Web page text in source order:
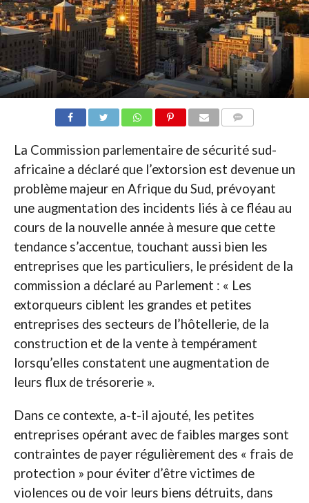
La Commission parlementaire de sécurité sud-
africaine a déclaré que l’extorsion est devenue un
problème majeur en Afrique du Sud, prévoyant
une augmentation des incidents liés à ce fléau au
cours de la nouvelle année à mesure que cette
tendance s’accentue, touchant aussi bien les
entreprises que les particuliers, le président de la
commission a déclaré au Parlement : « Les
extorqueurs ciblent les grandes et petites
entreprises des secteurs de l’hôtellerie, de la
construction et de la vente à tempérament
lorsqu’elles constatent une augmentation de
leurs flux de trésorerie ».
Dans ce contexte, a-t-il ajouté, les petites
entreprises opérant avec de faibles marges sont
contraintes de payer régulièrement des « frais de
protection » pour éviter d’être victimes de
violences ou de voir leurs biens détruits, dans